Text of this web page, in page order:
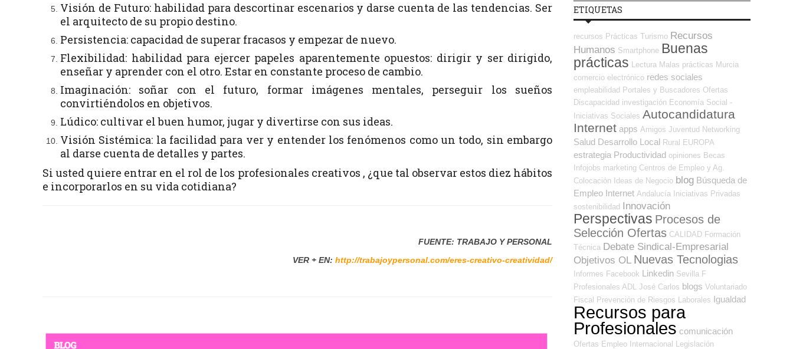
Visión de Futuro: habilidad para descortinar escenarios y darse cuenta de las tendencias. Ser
el arquitecto de su propio destino.
Persistencia: capacidad de superar fracasos y empezar de nuevo.
Flexibilidad: habilidad para ejercer papeles aparentemente opuestos: dirigir y ser dirigido,
enseñar y aprender con el otro. Estar en constante proceso de cambio.
Imaginación: soñar con el futuro, formar imágenes mentales, perseguir los sueños
convirtiéndolos en objetivos.
Lúdico: cultivar el buen humor, jugar y divertirse con sus ideas.
Visión Sistémica: la facilidad para ver y entender los fenómenos como un todo, sin embargo
al darse cuenta de detalles y partes.
Si usted quiere entrar en el rol de los profesionales creativos , ¿que tal observar estos diez hábitos
e incorporarlos en su vida cotidiana?
FUENTE: TRABAJO Y PERSONAL
VER + EN: http://trabajoypersonal.com/eres-creativo-creatividad/
ETIQUETAS
recursos Prácticas Turismo Recursos
Humanos Smartphone Buenas
prácticas
Lectura Malas prácticas Murcia
comercio electrónico redes sociales
empleabilidad Portales y Buscadores Ofertas
Discapacidad investigación Economía Social -
Iniciativas Sociales Autocandidatura
Internet apps Amigos Juventud Networking
Salud Desarrollo Local Rural EUROPA
estrategia Productividad opiniones Becas
Infojobs marketing Centros de Empleo y Ag.
Colocación
Ideas de Negocio blog Búsqueda de
Empleo Internet Andalucía
Iniciativas Privadas
sostenibilidad Innovación
Perspectivas Procesos de
Selección Ofertas CALIDAD Formación
Técnica Debate Sindical-Empresarial
Objetivos OL Nuevas Tecnologias
Informes Facebook Linkedin Sevilla F
Profesionales ADL
José Carlos blogs Voluntariado
Fiscal
Prevención de Riesgos Laborales Igualdad
Recursos para
Profesionales comunicación
Ofertas Empleo Internacional
Legislación